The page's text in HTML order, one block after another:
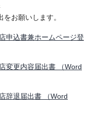
お願いします。
申込書兼ホームページ登
変更内容届出書 （Word
辞退届出書 （Word